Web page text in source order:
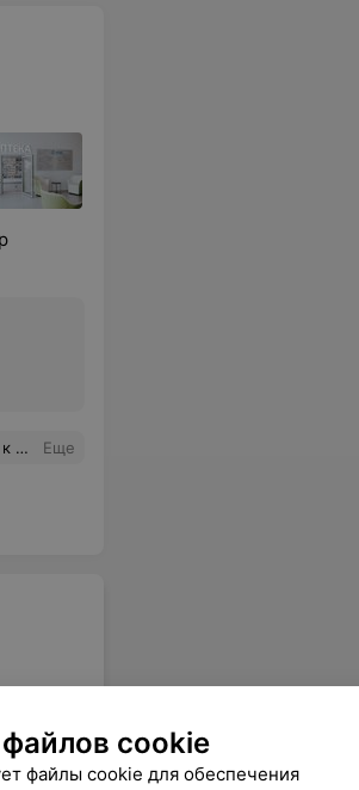
Евгеньевне. Еще
cookie
файлы cookie для обеспечения